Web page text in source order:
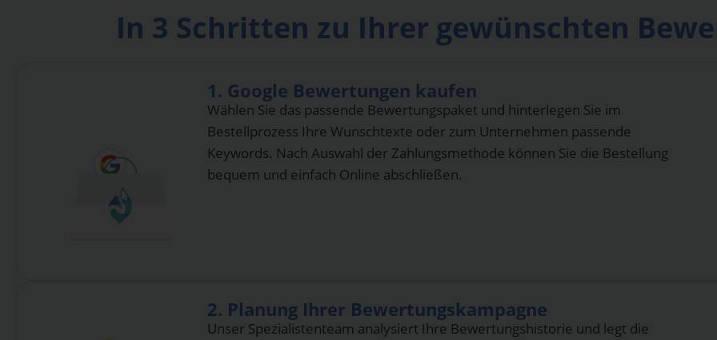
In 3 Schritten zu Ihrer gewünschten
1. Google Bewertungen kaufen
Wählen Sie das passende Bewertungspaket und hinterlegen Sie im
Bestellprozess Ihre Wunschtexte oder zum Unternehmen passende
Keywords. Nach Auswahl der Zahlungsmethode können Sie die Bestellung
bequem und einfach Online abschließen.
2. Planung Ihrer Bewertungskampagne
Unser Spezialistenteam analysiert Ihre Bewertungshistorie und legt die